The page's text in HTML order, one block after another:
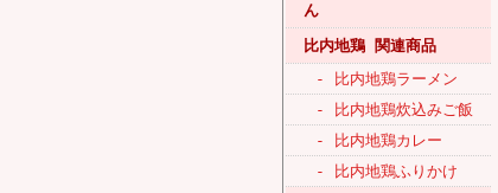
ん
比内地鶏 関連商品
- 比内地鶏ラーメン
- 比内地鶏炊込みご飯
- 比内地鶏カレー
- 比内地鶏ふりかけ